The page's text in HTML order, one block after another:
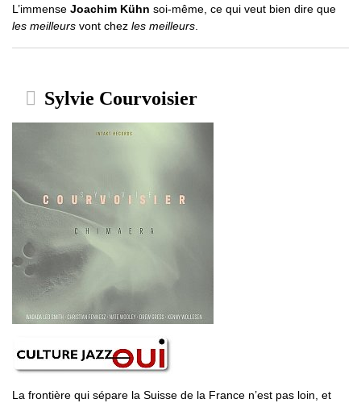
L’immense Joachim Kühn soi-même, ce qui veut bien dire que
les meilleurs vont chez les meilleurs
Sylvie Courvoisier
La frontière qui sépare la Suisse de la France n’est pas loin, et